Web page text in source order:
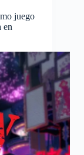
juego
en